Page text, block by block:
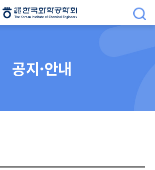
공지·안내